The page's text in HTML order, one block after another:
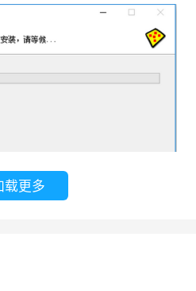
个“影子系统”
”，就会自动弹出有两个
窗口。之后对整个电脑进行
区、删除文件、拷贝文件
置→设置自动清理选项”，
可。
载更多